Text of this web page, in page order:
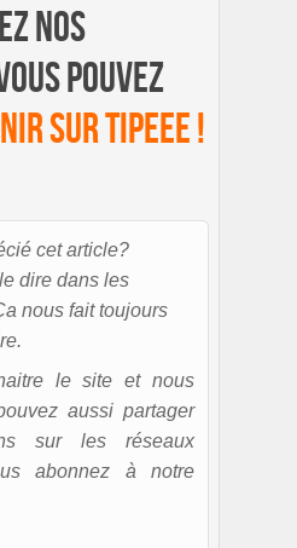
nos
pouvez
sur Tipeee !
cet article?
dire dans les
nous fait toujours
le site et nous
aussi partager
sur les réseaux
abonnez à notre